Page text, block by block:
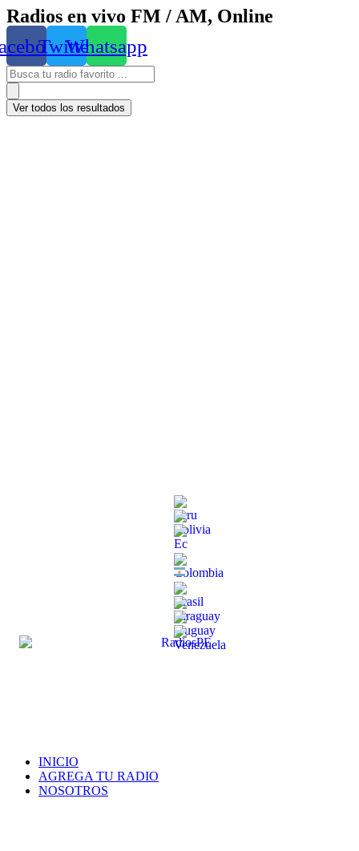
Radios en vivo FM / AM, Online
TwitterWhatsapp
Ver todos los resultados
INICIO
AGREGA TU RADIO
NOSOTROS